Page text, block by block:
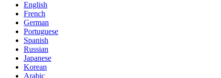
English
French
German
Portuguese
Spanish
Russian
Japanese
Korean
Arabic